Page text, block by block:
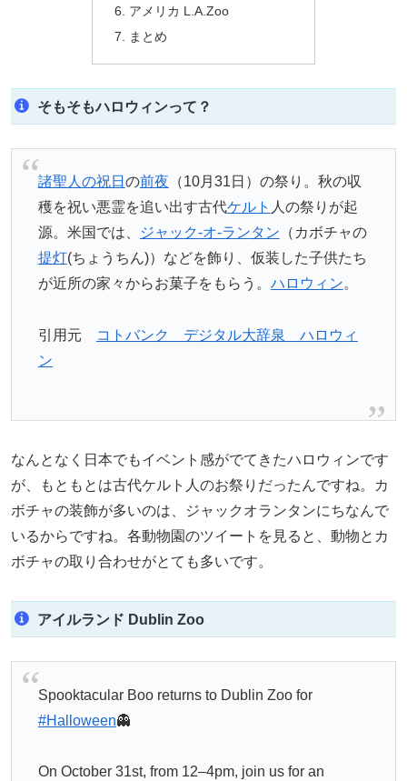
アメリカ L.A.Zoo
まとめ
そもそもハロウィンって？
諸聖人の祝日 の前夜 （10月31日）の祭り。秋の収
穫を祝い悪霊を追い出す古代ケルト 人の祭りが起
源。米国では、
ジャック‐オ‐ランタン （カボチャの
提灯(ちょうちん)）などを飾り、仮装した子供たち
が近所の家々からお菓子をもらう。 ハロウィン。
引用元
コトバンク デジタル大辞泉 ハロウィ
ン
なんとなく日本でもイベント感がでてきたハロウィンです
が、もともとは古代ケルト人のお祭りだったんですね。カ
ボチャの装飾が多いのは、ジャックオランタンにちなんで
いるからですね。各動物園のツイートを見ると、動物とカ
ボチャの取り合わせがとても多いです。
アイルランド Dublin Zoo
Spooktacular Boo returns to Dublin Zoo for
#Halloween👻
On October 31st, from 12–4pm, join us for an